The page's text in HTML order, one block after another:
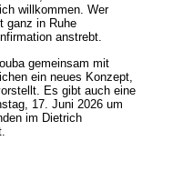
willkommen. Wer
ganz in Ruhe
anstrebt.
gemeinsam mit
ein neues Konzept,
Es gibt auch eine
17. Juni 2026 um
im Dietrich